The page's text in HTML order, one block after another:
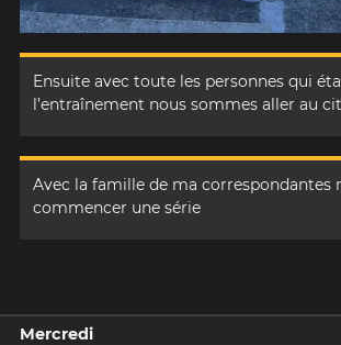
Ensuite avec toute les personnes qui
l’entraînement nous sommes aller au
Avec la famille de ma correspondantes
commencer une série
Mercredi